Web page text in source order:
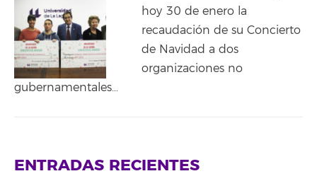
hoy 30 de enero la
recaudación de su Concierto
de Navidad a dos
organizaciones no
gubernamentales…
ENTRADAS RECIENTES